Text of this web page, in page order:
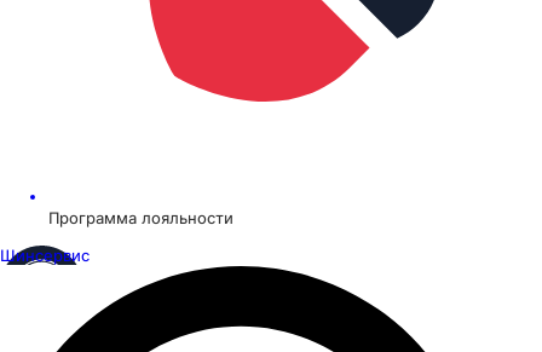
Программа лояльности
Шинсервис